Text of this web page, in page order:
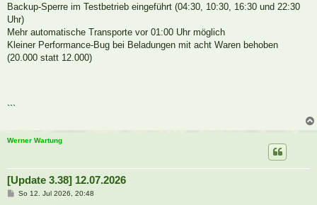
Backup-Sperre im Testbetrieb eingeführt (04:30, 10:30, 16:30 und 22:30
Uhr)
Mehr automatische Transporte vor 01:00 Uhr möglich
Kleiner Performance-Bug bei Beladungen mit acht Waren behoben
(20.000 statt 12.000)
```
Werner Wartung
[Update 3.38] 12.07.2026
BSo 12. Jul 2026, 20:48